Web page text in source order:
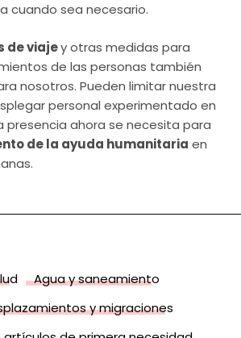
cuando sea necesario.
de viajey otras medidas para
de las personas también
nosotros. Pueden limitar nuestra
personal experimentado en
presencia ahora se necesita para
de la ayuda humanitaria en
Agua y saneamiento
y migraciones